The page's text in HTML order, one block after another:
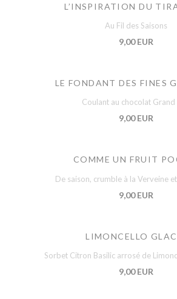
L’INSPIRATION DU
Au Fil des Saisons
9,00 EUR
LE FONDANT DES FINES
Coulant au chocolat Grand
9,00 EUR
COMME UN FRUIT
De saison, crumble à la Verveine
9,00 EUR
LIMONCELLO
Sorbet Citron Basilic arrosé de
9,00 EUR